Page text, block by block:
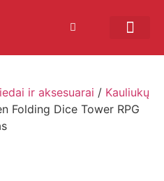
ir aksesuarai / Kauliukų
Folding Dice Tower RPG